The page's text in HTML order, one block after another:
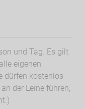
und Tag. Es gilt
eigenen
dürfen kostenlos
der Leine führen;